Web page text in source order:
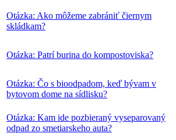
Otázka: Ako môžeme zabrániť čiernym
skládkam?
Otázka: Patrí burina do kompostoviska?
Otázka: Čo s bioodpadom, keď bývam v
bytovom dome na sídlisku?
Otázka: Kam ide pozbieraný vyseparovaný
odpad zo smetiarskeho auta?